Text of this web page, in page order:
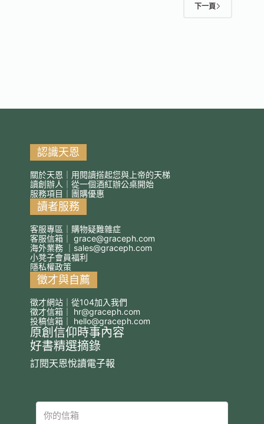
下一頁
認識天恩
關於天恩｜用閱讀搭起您與上帝的天梯
讀創辦人｜從一個酒紅辦公桌開始
服務項目｜團購優惠
讀者服務
客服專區｜購物疑難雜症
客服信箱｜ grace@graceph.com
海外業務 ｜ sales@graceph.com
小凳子會員福利
隱私權政策
徵才與自薦
徵才網站｜從104加入我們
徵才信箱｜ hr@graceph.com
投稿信箱｜ hello@graceph.com
原創信仰時事內容
好書精選摘錄
訂閱天恩悅讀電子報